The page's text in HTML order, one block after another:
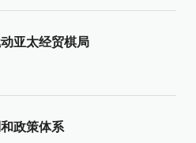
亚太经贸棋局
政策体系